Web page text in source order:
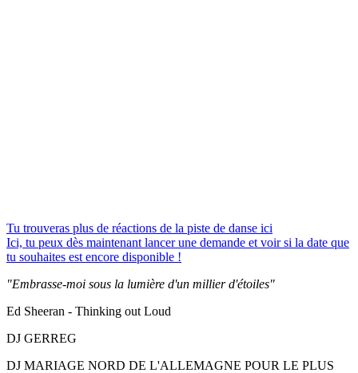
Tu trouveras plus de réactions de la piste de danse ici
Ici, tu peux dès maintenant lancer une demande et voir si la date que
tu souhaites est encore disponible !
"Embrasse-moi sous la lumière d'un millier d'étoiles"
Ed Sheeran - Thinking out Loud
DJ GERREG
DJ MARIAGE NORD DE L'ALLEMAGNE POUR LE PLUS